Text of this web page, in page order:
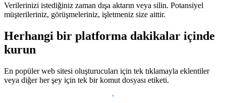
Verilerinizi istediğiniz zaman dışa aktarın veya silin. Potansiyel
müşterileriniz, görüşmeleriniz, işletmeniz size aittir.
Herhangi bir platforma dakikalar içinde
kurun
En popüler web sitesi oluşturucuları için tek tıklamayla eklentiler
veya diğer her şey için tek bir komut dosyası etiketi.